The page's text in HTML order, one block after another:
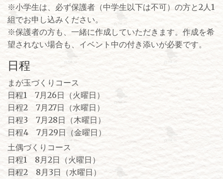
※小学生は、必ず保護者（中学生以下は不可）の方と2人1
組でお申し込みください。
※保護者の方も、一緒に作成していただきます。作成を希
望されない場合も、イベント中の付き添いが必要です。
日程
まが玉づくりコース
日程1 7月26日（火曜日）
日程2 7月27日（水曜日）
日程3 7月28日（木曜日）
日程4 7月29日（金曜日）
土偶づくりコース
日程1 8月2日（火曜日）
日程2 8月3日（水曜日）